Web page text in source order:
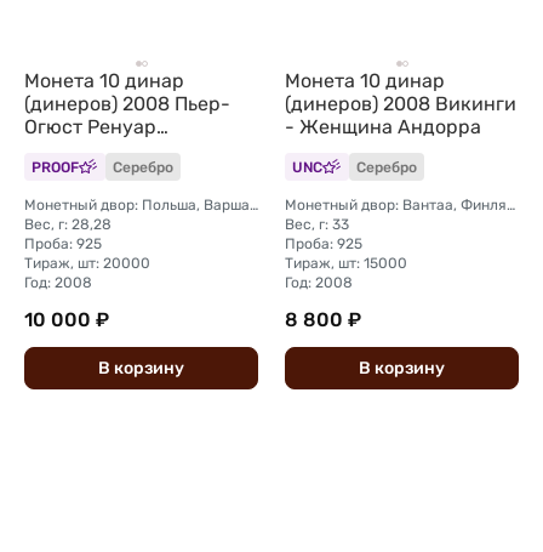
Монета 10 динар
(динеров) 2008 Пьер-
Огюст Ренуар
Художники мира
Андорра
PROOF Серебро
Монетный двор: Польша, Варшава
Вес, г: 28,28
Проба: 925
Тираж, шт: 20000
Год: 2008
10 000 ₽
В корзину
Монета 10 динар
(динеров) 2008 Викинги
- Женщина Андорра
UNC Серебро
Монетный двор: Вантаа, Финляндия
Вес, г: 33
Проба: 925
Тираж, шт: 15000
Год: 2008
8 800 ₽
В корзину